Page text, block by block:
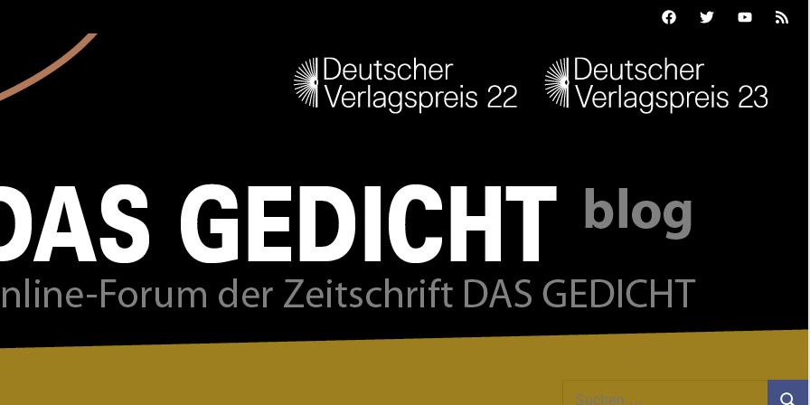
FacebookTwitterYoutubeFeed
Suchen